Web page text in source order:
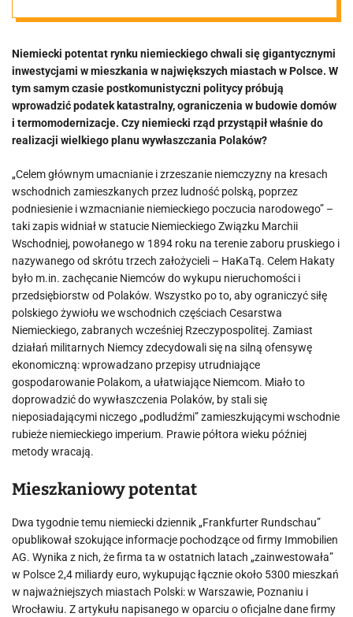
największych
miastach w
Polsce
Niemiecki potentat rynku niemieckiego chwali się gigantycznymi
inwestycjami w mieszkania w największych miastach w Polsce. W
tym samym czasie postkomunistyczni politycy próbują
wprowadzić podatek katastralny, ograniczenia w budowie domów
i termomodernizacje. Czy niemiecki rząd przystąpił właśnie do
realizacji wielkiego planu wywłaszczania Polaków?
„Celem głównym umacnianie i zrzeszanie niemczyzny na kresach
wschodnich zamieszkanych przez ludność polską, poprzez
podniesienie i wzmacnianie niemieckiego poczucia narodowego” –
taki zapis widniał w statucie Niemieckiego Związku Marchii
Wschodniej, powołanego w 1894 roku na terenie zaboru pruskiego i
nazywanego od skrótu trzech założycieli – HaKaTą. Celem Hakaty
było m.in. zachęcanie Niemców do wykupu nieruchomości i
przedsiębiorstw od Polaków. Wszystko po to, aby ograniczyć siłę
polskiego żywiołu we wschodnich częściach Cesarstwa
Niemieckiego, zabranych wcześniej Rzeczypospolitej. Zamiast
działań militarnych Niemcy zdecydowali się na silną ofensywę
ekonomiczną: wprowadzano przepisy utrudniające
gospodarowanie Polakom, a ułatwiające Niemcom. Miało to
doprowadzić do wywłaszczenia Polaków, by stali się
nieposiadającymi niczego „podludźmi” zamieszkującymi wschodnie
rubieże niemieckiego imperium. Prawie półtora wieku później
metody wracają.
Mieszkaniowy potentat
Dwa tygodnie temu niemiecki dziennik „Frankfurter Rundschau”
opublikował szokujące informacje pochodzące od firmy Immobilien
AG. Wynika z nich, że firma ta w ostatnich latach „zainwestowała”
w Polsce 2,4 miliardy euro, wykupując łącznie około 5300 mieszkań
w najważniejszych miastach Polski: w Warszawie, Poznaniu i
Wrocławiu. Z artykułu napisanego w oparciu o oficjalne dane firmy